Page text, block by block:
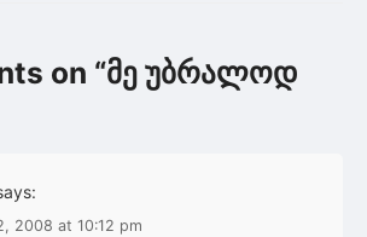
on “მე უბრალოდ
2008 at 10:12 pm